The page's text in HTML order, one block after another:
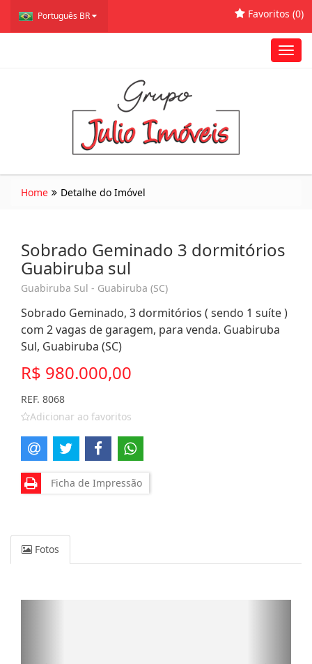
Português BR Favoritos (0)
Home Detalhe do Imóvel
Sobrado Geminado 3 dormitórios
Guabiruba sul
Guabiruba Sul - Guabiruba (SC)
Sobrado Geminado, 3 dormitórios ( sendo 1 suíte )
com 2 vagas de garagem, para venda. Guabiruba
Sul, Guabiruba (SC)
R$ 980.000,00
REF. 8068
Adicionar ao favoritos
Ficha de Impressão
Fotos